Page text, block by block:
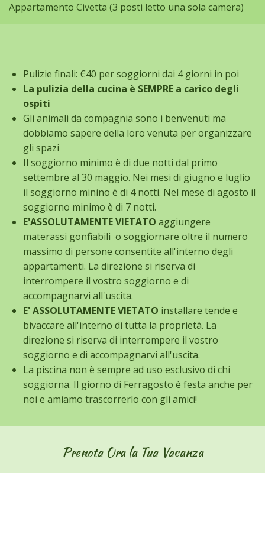
Appartamento Civetta (3 posti letto una sola camera)
Pulizie finali: €40 per soggiorni dai 4 giorni in poi
La pulizia della cucina è SEMPRE a carico degli
ospiti
Gli animali da compagnia sono i benvenuti ma
dobbiamo sapere della loro venuta per organizzare
gli spazi
Il soggiorno minimo è di due notti dal primo
settembre al 30 maggio. Nei mesi di giugno e luglio
il soggiorno minino è di 4 notti. Nel mese di agosto il
soggiorno minimo è di 7 notti.
E'ASSOLUTAMENTE VIETATO aggiungere
materassi gonfiabili o soggiornare oltre il numero
massimo di persone consentite all'interno degli
appartamenti. La direzione si riserva di
interrompere il vostro soggiorno e di
accompagnarvi all'uscita.
E' ASSOLUTAMENTE VIETATO installare tende e
bivaccare all'interno di tutta la proprietà. La
direzione si riserva di interrompere il vostro
soggiorno e di accompagnarvi all'uscita.
La piscina non è sempre ad uso esclusivo di chi
soggiorna. Il giorno di Ferragosto è festa anche per
noi e amiamo trascorrerlo con gli amici!
Prenota Ora la Tua Vacanza
Scopri i nostri fantastici appartamenti e prenota il tuo